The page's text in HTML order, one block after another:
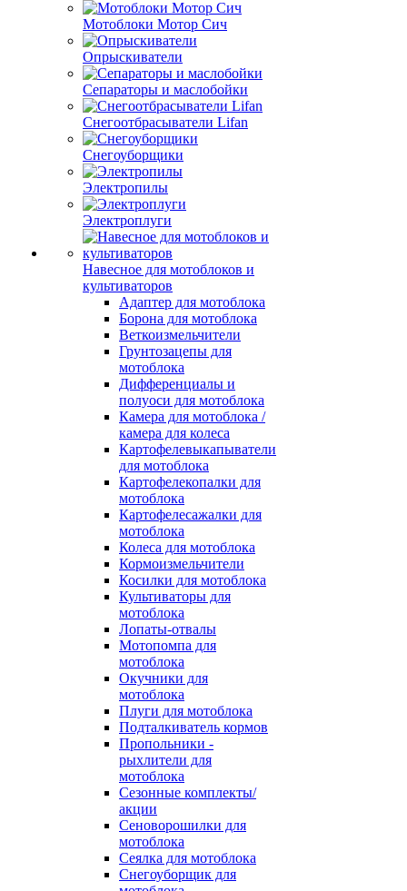
Мотоблоки Мотор Сич
Опрыскиватели
Сепараторы и маслобойки
Снегоотбрасыватели Lifan
Снегоуборщики
Электропилы
Электроплуги
Навесное для мотоблоков и
культиваторов
Адаптер для мотоблока
Борона для мотоблока
Веткоизмельчители
Грунтозацепы для
мотоблока
Дифференциалы и
полуоси для мотоблока
Камера для мотоблока /
камера для колеса
Картофелевыкапыватели
для мотоблока
Картофелекопалки для
мотоблока
Картофелесажалки для
мотоблока
Колеса для мотоблока
Кормоизмельчители
Косилки для мотоблока
Культиваторы для
мотоблока
Лопаты-отвалы
Мотопомпа для
мотоблока
Окучники для
мотоблока
Плуги для мотоблока
Подталкиватель кормов
Пропольники -
рыхлители для
мотоблока
Сезонные комплекты/
акции
Сеноворошилки для
мотоблока
Сеялка для мотоблока
Снегоуборщик для